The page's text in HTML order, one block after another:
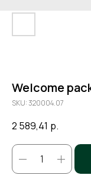
Welcome
SKU:320004.07
2 589,41 р.